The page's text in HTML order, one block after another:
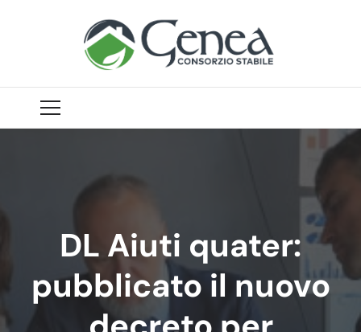
DL Aiuti quater:
pubblicato il nuovo